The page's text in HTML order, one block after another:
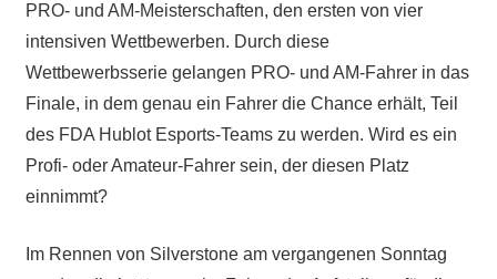
PRO- und AM-Meisterschaften, den ersten von vier
intensiven Wettbewerben. Durch diese
Wettbewerbsserie gelangen PRO- und AM-Fahrer in das
Finale, in dem genau ein Fahrer die Chance erhält, Teil
des FDA Hublot Esports-Teams zu werden. Wird es ein
Profi- oder Amateur-Fahrer sein, der diesen Platz
einnimmt?
Im Rennen von Silverstone am vergangenen Sonntag